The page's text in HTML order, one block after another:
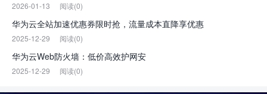
2026-01-13 阅读(0)
华为云全站加速优惠券限时抢，流量成本直降享优惠
2025-12-29 阅读(0)
华为云Web防火墙：低价高效护网安
2025-12-29 阅读(0)